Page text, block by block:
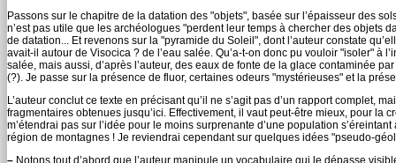
Passons sur le chapitre de la datation des "objets", basée sur l’épaisseur des
n’est pas utile que les archéologues "perdent leur temps à chercher des
de datation... Et revenons sur la "pyramide du Soleil", dont l’auteur constate
avait-il autour de Visocica ? de l’eau salée. Qu’a-t-on donc pu vouloir "isoler" à
salée, mais aussi, d’après l’auteur, des eaux de fonte de la glace contaminée
(?). Je passe sur la présence de fluor, certaines odeurs "mystérieuses" et la
L’auteur conclut ce texte en précisant qu’il ne s’agit pas d’un rapport complet,
fragmentaires obtenues jusqu’ici. Effectivement, il vaut peut-être mieux, pour la
m’étendrai pas sur l’idée pour le moins surprenante d’une population
région de montagnes ! Je reviendrai cependant sur quelques idées "pseudo-
– Notons tout d’abord que l’auteur manipule un vocabulaire qui le dépasse